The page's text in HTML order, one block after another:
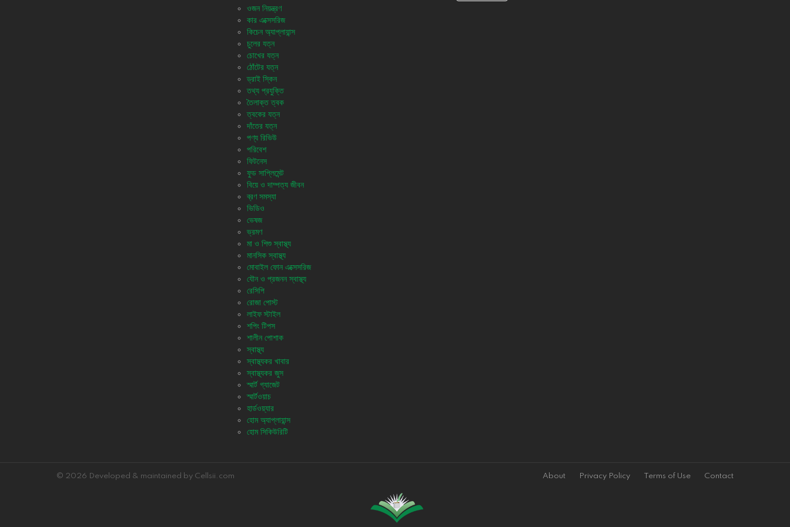
ওজন নিয়ন্ত্রণ
কার এক্সেসরিজ
কিচেন অ্যাপ্লায়ান্স
চুলের যত্ন
চোখের যত্ন
ঠোঁটের যত্ন
ড্রাই স্কিন
তথ্য প্রযুক্তি
তৈলাক্ত ত্বক
ত্বকের যত্ন
দাঁতের যত্ন
পণ্য রিভিউ
পরিবেশ
ফিটনেস
ফুড সাপ্লিমেন্ট
বিয়ে ও দাম্পত্য জীবন
ব্রণ সমস্যা
ভিডিও
ভেষজ
ভ্রমণ
মা ও শিশু স্বাস্থ্য
মানসিক স্বাস্থ্য
মোবাইল ফোন এক্সেসরিজ
যৌন ও প্রজনন স্বাস্থ্য
রেসিপি
রোজা পোস্ট
লাইফ স্টাইল
শপিং টিপস
শালীন পোশাক
স্বাস্থ্য
স্বাস্থ্যকর খাবার
স্বাস্থ্যকর জুস
স্মার্ট গ্যাজেট
স্মার্টওয়াচ
হার্ডওয়্যার
হোম অ্যাপ্লায়ান্স
হোম সিকিউরিটি
© 2026 Developed & maintained by Cellsii.com About Privacy Policy Terms of Use Contact